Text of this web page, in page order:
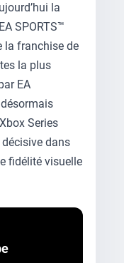
la
SPORTS™
la franchise de
la plus
EA
Series
dans
fidélité visuelle